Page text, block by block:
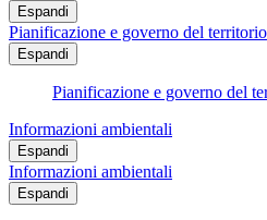
Espandi
Pianificazione e governo del territorio
Espandi
Pianificazione e governo del
Informazioni ambientali
Espandi
Informazioni ambientali
Espandi